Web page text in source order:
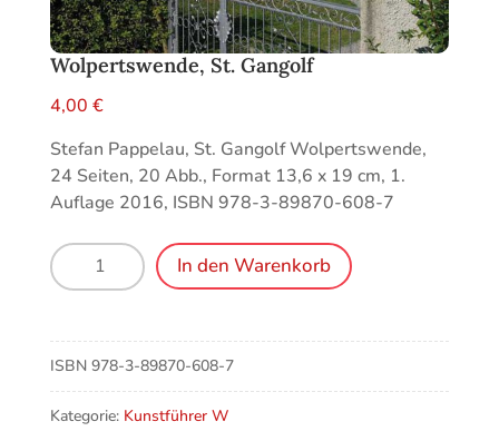
Wolpertswende, St. Gangolf
4,00 €
Stefan Pappelau, St. Gangolf Wolpertswende,
24 Seiten, 20 Abb., Format 13,6 x 19 cm, 1.
Auflage 2016, ISBN 978-3-89870-608-7
Wolpertswende,
St.
Menge
In den Warenkorb
ISBN 978-3-89870-608-7
Kategorie: Kunstführer W